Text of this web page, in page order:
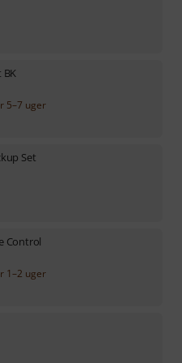
BK
5–7 uger
Set
Control
1–2 uger